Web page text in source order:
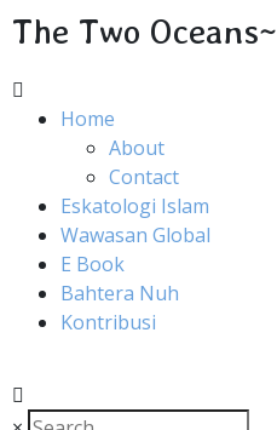
The Two Oceans~
Home
About
Contact
Eskatologi Islam
Wawasan Global
E Book
Bahtera Nuh
Kontribusi